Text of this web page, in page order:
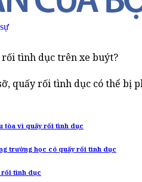
tình dục trên xe buýt?
quấy rối tình dục có thể bị
tòa vì quấy rối tình dục
trường học có quấy rối tình dục
rối tình dục